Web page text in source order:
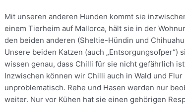
Mit unseren anderen Hunden kommt sie
einem Tierheim auf Mallorca, hält sie in der
den beiden anderen (Sheltie-Hündin und
Unsere beiden Katzen (auch
wissen genau, dass Chilli für sie nicht gefährlich
Inzwischen können wir Chilli auch in Wald und
unproblematisch. Rehe und Hasen werden nur
weiter. Nur vor Kühen hat sie einen gehörigen